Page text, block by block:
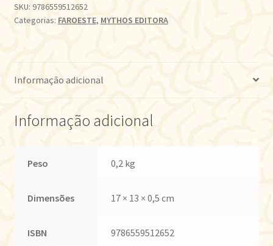
SKU: 9786559512652
Categorias: FAROESTE, MYTHOS EDITORA
Informação adicional
Informação adicional
Peso 0,2 kg
Dimensões 17 × 13 × 0,5 cm
ISBN 9786559512652